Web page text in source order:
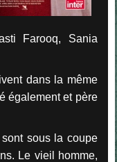
Farooq, Sania
dans la même
également et père
sous la coupe
Le vieil homme,